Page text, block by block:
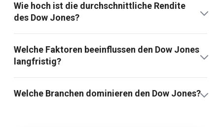
Wie hoch ist die durchschnittliche Rendite
des Dow Jones?
Welche Faktoren beeinflussen den Dow Jones
langfristig?
Welche Branchen dominieren den Dow Jones?